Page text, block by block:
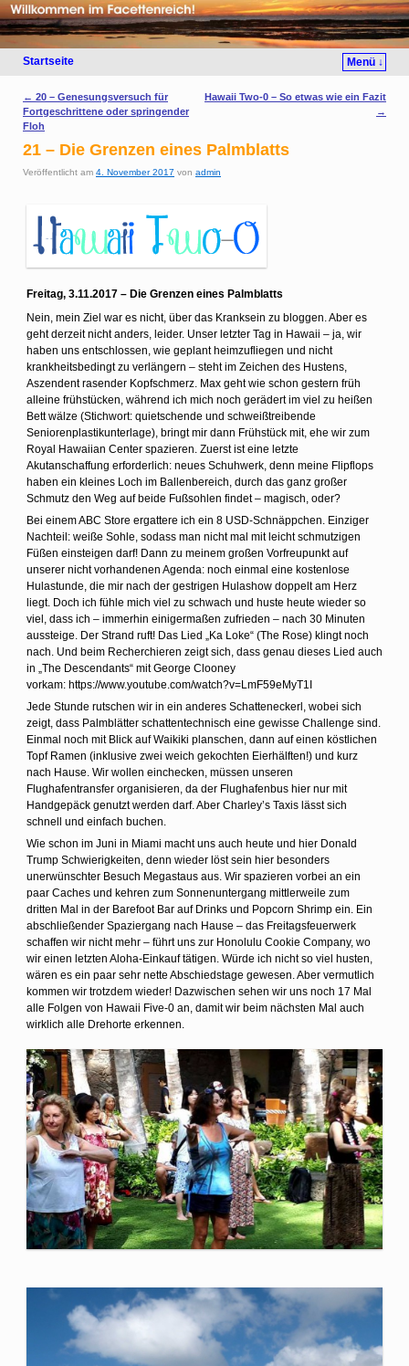
Startseite Menü ↓
Artikelnavigation
← 20 – Genesungsversuch für
Fortgeschrittene oder springender
Floh
Hawaii Two-0 – So etwas wie ein Fazit
→
21 – Die Grenzen eines Palmblatts
Veröffentlicht am 4. November 2017 von admin
Freitag, 3.11.2017 – Die Grenzen eines Palmblatts
Nein, mein Ziel war es nicht, über das Kranksein zu bloggen. Aber es
geht derzeit nicht anders, leider. Unser letzter Tag in Hawaii – ja, wir
haben uns entschlossen, wie geplant heimzufliegen und nicht
krankheitsbedingt zu verlängern – steht im Zeichen des Hustens,
Aszendent rasender Kopfschmerz. Max geht wie schon gestern früh
alleine frühstücken, während ich mich noch gerädert im viel zu heißen
Bett wälze (Stichwort: quietschende und schweißtreibende
Seniorenplastikunterlage), bringt mir dann Frühstück mit, ehe wir zum
Royal Hawaiian Center spazieren. Zuerst ist eine letzte
Akutanschaffung erforderlich: neues Schuhwerk, denn meine Flipflops
haben ein kleines Loch im Ballenbereich, durch das ganz großer
Schmutz den Weg auf beide Fußsohlen findet – magisch, oder?
Bei einem ABC Store ergattere ich ein 8 USD-Schnäppchen. Einziger
Nachteil: weiße Sohle, sodass man nicht mal mit leicht schmutzigen
Füßen einsteigen darf! Dann zu meinem großen Vorfreupunkt auf
unserer nicht vorhandenen Agenda: noch einmal eine kostenlose
Hulastunde, die mir nach der gestrigen Hulashow doppelt am Herz
liegt. Doch ich fühle mich viel zu schwach und huste heute wieder so
viel, dass ich – immerhin einigermaßen zufrieden – nach 30 Minuten
aussteige. Der Strand ruft! Das Lied „Ka Loke“ (The Rose) klingt noch
nach. Und beim Recherchieren zeigt sich, dass genau dieses Lied auch
in „The Descendants“ mit George Clooney
vorkam: https://www.youtube.com/watch?v=LmF59eMyT1I
Jede Stunde rutschen wir in ein anderes Schatteneckerl, wobei sich
zeigt, dass Palmblätter schattentechnisch eine gewisse Challenge sind.
Einmal noch mit Blick auf Waikiki planschen, dann auf einen köstlichen
Topf Ramen (inklusive zwei weich gekochten Eierhälften!) und kurz
nach Hause. Wir wollen einchecken, müssen unseren
Flughafentransfer organisieren, da der Flughafenbus hier nur mit
Handgepäck genutzt werden darf. Aber Charley’s Taxis lässt sich
schnell und einfach buchen.
Wie schon im Juni in Miami macht uns auch heute und hier Donald
Trump Schwierigkeiten, denn wieder löst sein hier besonders
unerwünschter Besuch Megastaus aus. Wir spazieren vorbei an ein
paar Caches und kehren zum Sonnenuntergang mittlerweile zum
dritten Mal in der Barefoot Bar auf Drinks und Popcorn Shrimp ein. Ein
abschließender Spaziergang nach Hause – das Freitagsfeuerwerk
schaffen wir nicht mehr – führt uns zur Honolulu Cookie Company, wo
wir einen letzten Aloha-Einkauf tätigen. Würde ich nicht so viel husten,
wären es ein paar sehr nette Abschiedstage gewesen. Aber vermutlich
kommen wir trotzdem wieder! Dazwischen sehen wir uns noch 17 Mal
alle Folgen von Hawaii Five-0 an, damit wir beim nächsten Mal auch
wirklich alle Drehorte erkennen.